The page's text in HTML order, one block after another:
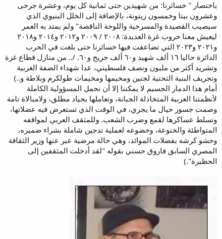
باختصار " خسائرنا: من شهيدين حتى ثمانية كل يوم، وعشرة جرحى
وعشرون بيتا وخمسون زيتونة، بالإضافة إلى الخلل البنيوي الذي
سيصيب القصيدة والمسرحية واللوحة الناقصة" ولم يمتد به العمر
ليعيش معنا حروب غزة العديدة: ٢٠٠٨ / ٢٠٠٩ و٢٠١٢ و٢٠١٤ و٢٠١٨
و٢٠٢١ و٢٠٢٣ التي تضاعفت فيها خسائرنا حتى بلغت في الحرب
الدائرة حاليا ١٦ ألف شهيد و٦٠ ألف جريح و٦٠. /.. من منازل قطاع غزة
وتشريد أكثر من مليون ونصف فلسطيني، عدا شهداء الضفة الغربية
وتجريف البنية التحتية لجنين ومخيمها ومخيمات طولكرم وبلاطة و..)
أمام هذا الدمار الجسيم لا يمكننا إلا أن نحمل المسؤولية الكاملة
لأنظمتنا العربية المتخاذلة الجبانة، وتعاملها بحياد مطلق، ولامبالاة تامة
وصمت جسور حيال ما يجري، في الوقت الذي تستعرض فيه عضلاتها،
وتسلط عساكرها لقمع وضرب الشعب. وللمثقف العربي لمواقفه
المتواطئة والخنوعة، وخضوعه لعملية تدجين شاملة بشراء ضميره،
وحشو كرشه بفضلات الموائد، وهي حالة مرضية عبر عنها وزير الثقافة
المصري السابق فاروق حسني بقوله "لقد أدخلت المثقفين إلى
الحظيرة".)